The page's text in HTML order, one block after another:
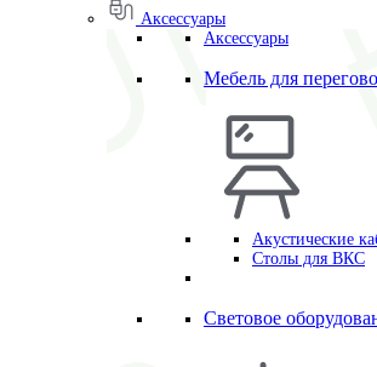
Аксессуары
Аксессуары
Мебель для
Акустические
Столы для ВКС
Световое